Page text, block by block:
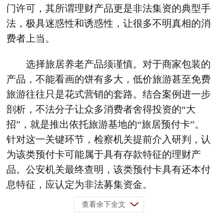
门许可，其所谓理财产品更是非法集资的典型手
法，极具迷惑性和诱惑性，让很多不明真相的消
费者上当。
选择旅居养老产品须谨慎。对于商家包装的
产品，不能看画的饼有多大，低价旅游甚至免费
旅游往往只是花式营销的套路。结合案例进一步
剖析，不法分子让众多消费者舍得投资的“大
招”，就是推出依托旅游基地的“旅居预付卡”。
针对这一关键环节，检察机关提前介入研判，认
为该类预付卡可能属于具有存款特征的理财产
品。公安机关最终查明，该类预付卡具有还本付
息特征，应认定为非法募集资金。
查看余下全文